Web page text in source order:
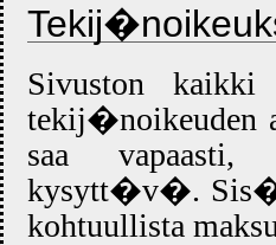
Sivuston
tekij�noikeuden
saa vapaasti,
kysytt�v�.
kohtuullista